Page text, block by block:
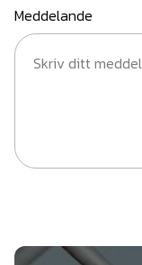
Meddelande